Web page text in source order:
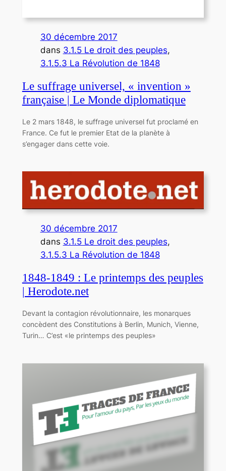
30 décembre 2017
dans 3.1.5 Le droit des peuples
3.1.5.3 La Révolution de 1848
Le suffrage universel, « invention »
française | Le Monde diplomatique
Le 2 mars 1848, le suffrage universel fut proclamé en
France. Ce fut le premier Etat de la planète à
s’engager dans cette voie.
30 décembre 2017
dans 3.1.5 Le droit des peuples
3.1.5.3 La Révolution de 1848
1848-1849 : Le printemps des peuples
| Herodote.net
Devant la contagion révolutionnaire, les monarques
concèdent des Constitutions à Berlin, Munich, Vienne,
Turin… C’est «le printemps des peuples»